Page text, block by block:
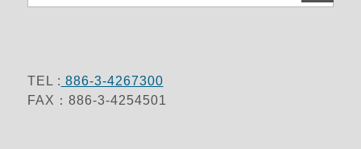
TEL : 886-3-4267300
FAX：886-3-4254501